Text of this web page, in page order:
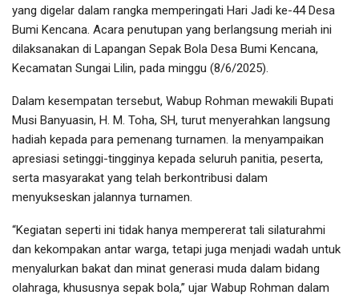
yang digelar dalam rangka memperingati Hari Jadi ke-44 Desa
Bumi Kencana. Acara penutupan yang berlangsung meriah ini
dilaksanakan di Lapangan Sepak Bola Desa Bumi Kencana,
Kecamatan Sungai Lilin, pada minggu (8/6/2025).
Dalam kesempatan tersebut, Wabup Rohman mewakili Bupati
Musi Banyuasin, H. M. Toha, SH, turut menyerahkan langsung
hadiah kepada para pemenang turnamen. Ia menyampaikan
apresiasi setinggi-tingginya kepada seluruh panitia, peserta,
serta masyarakat yang telah berkontribusi dalam
menyukseskan jalannya turnamen.
“Kegiatan seperti ini tidak hanya mempererat tali silaturahmi
dan kekompakan antar warga, tetapi juga menjadi wadah untuk
menyalurkan bakat dan minat generasi muda dalam bidang
olahraga, khususnya sepak bola,” ujar Wabup Rohman dalam